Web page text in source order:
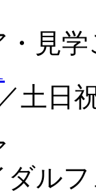
見
土日
ダル